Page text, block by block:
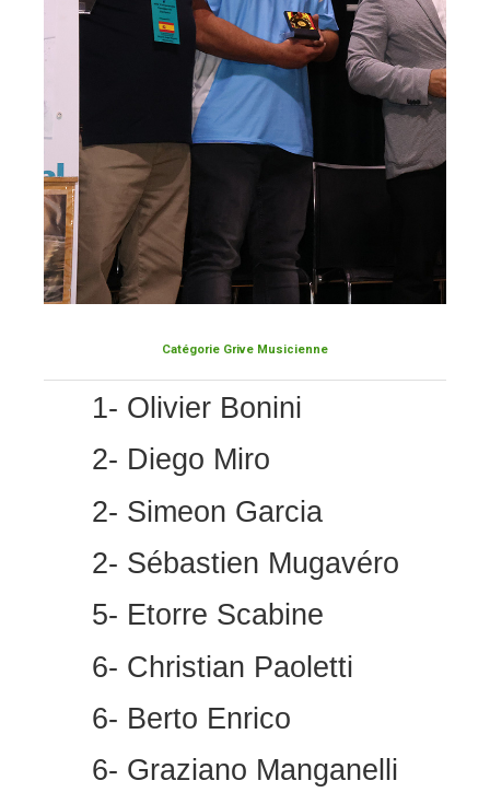
Catégorie Grive Musicienne
1- Olivier Bonini
2- Diego Miro
2- Simeon Garcia
2- Sébastien Mugavéro
5- Etorre Scabine
6- Christian Paoletti
6- Berto Enrico
6- Graziano Manganelli